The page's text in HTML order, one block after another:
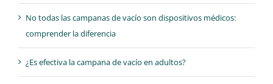
No todas las campanas de vacío son dispositivos médicos:
comprender la diferencia
¿Es efectiva la campana de vacío en adultos?